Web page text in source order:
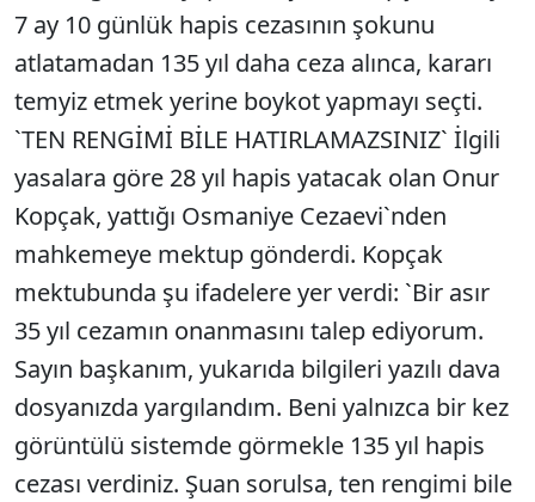
7 ay 10 günlük hapis cezasının şokunu
atlatamadan 135 yıl daha ceza alınca, kararı
temyiz etmek yerine boykot yapmayı seçti.
`TEN RENGİMİ BİLE HATIRLAMAZSINIZ` İlgili
yasalara göre 28 yıl hapis yatacak olan Onur
Kopçak, yattığı Osmaniye Cezaevi`nden
mahkemeye mektup gönderdi. Kopçak
mektubunda şu ifadelere yer verdi: `Bir asır
35 yıl cezamın onanmasını talep ediyorum.
Sayın başkanım, yukarıda bilgileri yazılı dava
dosyanızda yargılandım. Beni yalnızca bir kez
görüntülü sistemde görmekle 135 yıl hapis
cezası verdiniz. Şuan sorulsa, ten rengimi bile